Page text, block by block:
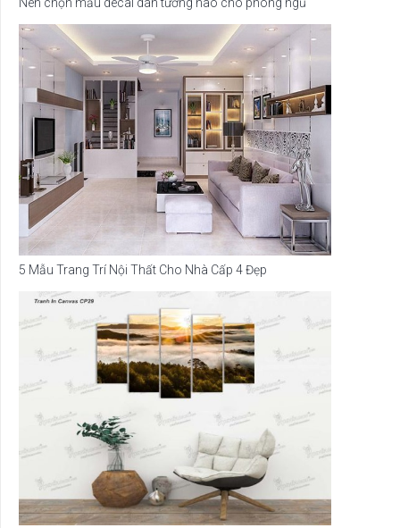
Nên chọn mẫu decal dán tường nào cho phòng ngủ
5 Mẫu Trang Trí Nội Thất Cho Nhà Cấp 4 Đẹp